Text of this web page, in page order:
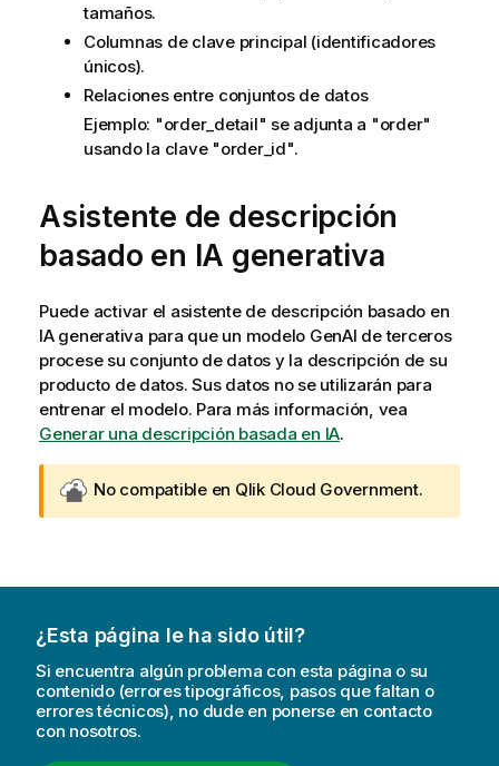
tamaños.
Columnas de clave principal (identificadores
únicos).
Relaciones entre conjuntos de datos
Ejemplo: "order_detail" se adjunta a "order"
usando la clave "order_id".
Asistente de descripción
basado en IA generativa
Puede activar el asistente de descripción basado en
IA generativa para que un modelo GenAI de terceros
procese su conjunto de datos y la descripción de su
producto de datos. Sus datos no se utilizarán para
entrenar el modelo. Para más información, vea
Generar una descripción basada en IA.
G
o
o
e
n
o
t
-
No compatible en Qlik Cloud Government.
¿Esta página le ha sido útil?
Si encuentra algún problema con esta página o su
contenido (errores tipográficos, pasos que faltan o
errores técnicos), no dude en ponerse en contacto
con nosotros.